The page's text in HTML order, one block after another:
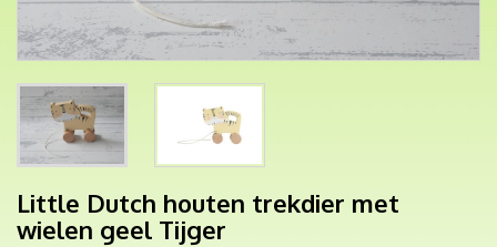
Little Dutch houten trekdier met
wielen geel Tijger